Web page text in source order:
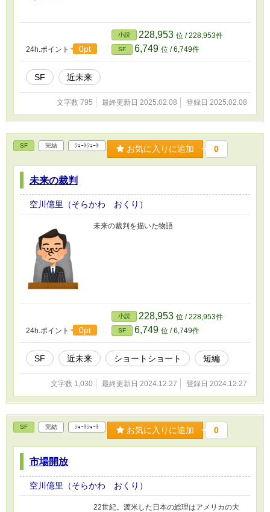
24h.ポイント 0pt
小説 228,953 位 / 228,953件
SF 6,749 位 / 6,749件
SF 近未来
文字数 795 最終更新日 2025.02.08 登録日 2025.02.08
SF 完結 ｼｮｰﾄｼｮｰﾄ お気に入りに追加 0
未来の裁判
空川億里（そらかわ おくり）
未来の裁判を描いた物語
24h.ポイント 0pt
小説 228,953 位 / 228,953件
SF 6,749 位 / 6,749件
SF 近未来 ショートショート 短編
文字数 1,030 最終更新日 2024.12.27 登録日 2024.12.27
SF 完結 ｼｮｰﾄｼｮｰﾄ お気に入りに追加 0
市場開放
空川億里（そらかわ おくり）
22世紀。渡米した日本の総理はアメリカの大